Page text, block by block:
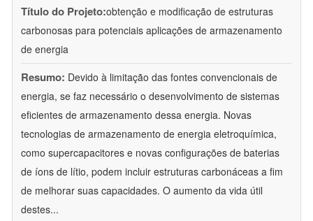
Título do Projeto:obtenção e modificação de estruturas
carbonosas para potenciais aplicações de armazenamento
de energia
Resumo: Devido à limitação das fontes convencionais de
energia, se faz necessário o desenvolvimento de sistemas
eficientes de armazenamento dessa energia. Novas
tecnologias de armazenamento de energia eletroquímica,
como supercapacitores e novas configurações de baterias
de íons de lítio, podem incluir estruturas carbonáceas a fim
de melhorar suas capacidades. O aumento da vida útil
destes...